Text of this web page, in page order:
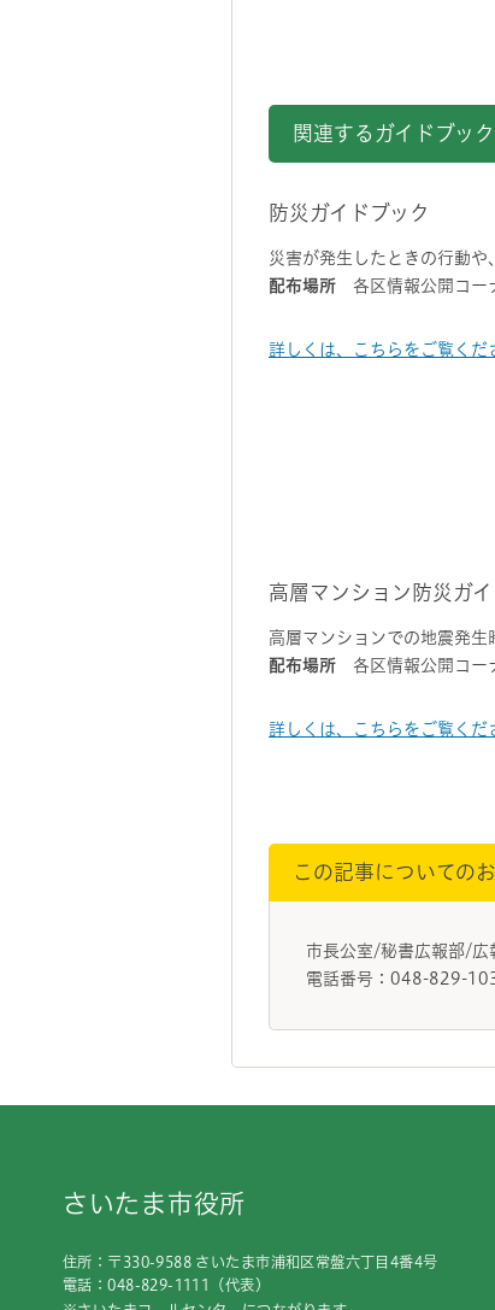
関連するガイドブック
防災ガイドブック
災害が発生したときの行動や
配布場所 各区情報公開コー
詳しくは、こちらをご覧くだ
高層マンション防災ガイ
高層マンションでの地震発生
配布場所 各区情報公開コー
詳しくは、こちらをご覧くだ
この記事についての
市長公室/秘書広報部/
電話番号：048-829-
さいたま市役所
住所：〒330-9588 さいたま市浦和区常盤六丁目4番4号
電話：048-829-1111（代表）